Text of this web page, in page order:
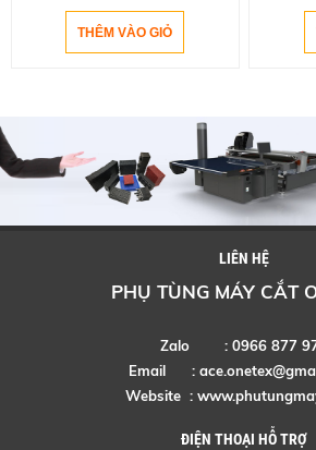
LIÊN HỆ
PHỤ TÙNG MÁY CẮT
Zalo : 0966 877
Email :
Website :
ĐIỆN THOẠI HỖ TRỢ